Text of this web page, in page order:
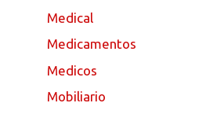
Medical
Medicamentos
Medicos
Mobiliario